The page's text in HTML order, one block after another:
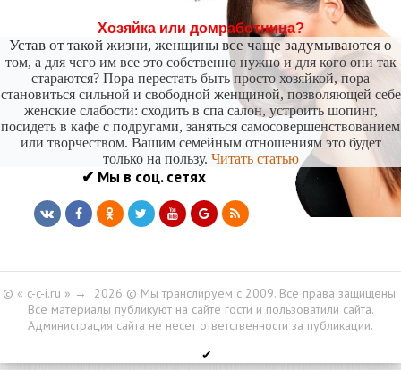
-- Люблю давать советы и очень не люблю, когда их дают мне.
Хозяйка или домработница?
Устав от такой жизни, женщины все чаще задумываются о
том, а для чего им все это собственно нужно и для кого они так
стараются? Пора перестать быть просто хозяйкой, пора
становиться сильной и свободной женщиной, позволяющей себе
женские слабости: сходить в спа салон, устроить шопинг,
посидеть в кафе с подругами, заняться самосовершенствованием
или творчеством. Вашим семейным отношениям это будет
только на пользу. Читать статью
✔ Мы в соц. сетях
© « c-c-i.ru » → 2026 © Мы транслируем с 2009. Все права защищены.
Все материалы публикуют на сайте гости и пользоватили сайта.
Администрация сайта не несет ответственности за публикации.
✔